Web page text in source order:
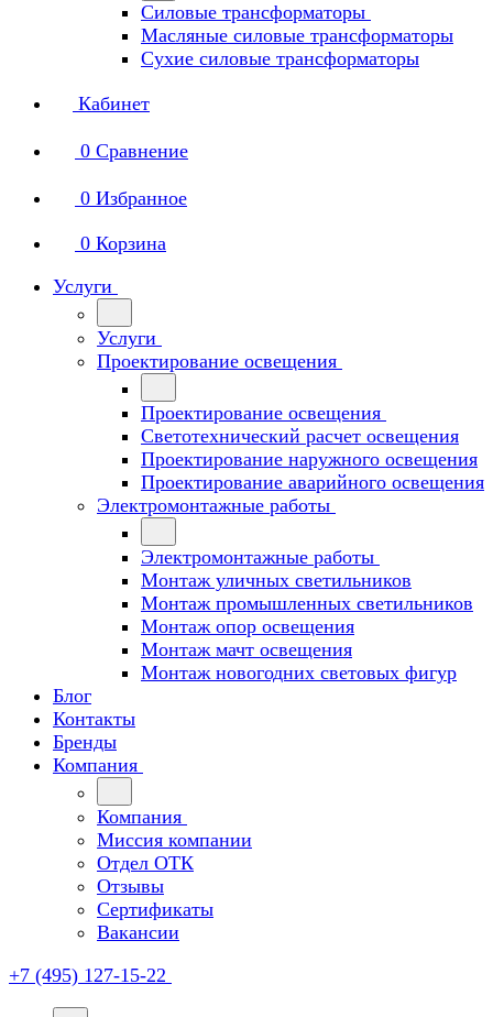
Силовые трансформаторы
Масляные силовые трансформаторы
Сухие силовые трансформаторы
Кабинет
0 Сравнение
0 Избранное
0 Корзина
Услуги
Услуги
Проектирование освещения
Проектирование освещения
Светотехнический расчет освещения
Проектирование наружного освещения
Проектирование аварийного освещения
Электромонтажные работы
Электромонтажные работы
Монтаж уличных светильников
Монтаж промышленных светильников
Монтаж опор освещения
Монтаж мачт освещения
Монтаж новогодних световых фигур
Блог
Контакты
Бренды
Компания
Компания
Миссия компании
Отдел ОТК
Отзывы
Сертификаты
Вакансии
+7 (495) 127-15-22